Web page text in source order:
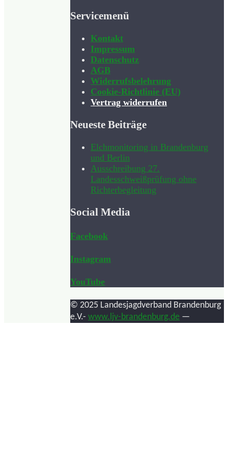
Servicemenü
Kontakt
Impressum
Datenschutz
AGB
Widerrufsbelehrung
Cookie-Richtlinie (EU)
Vertrag widerrufen
Neueste Beiträge
Elchmonitoring in Brandenburg
und Berlin
Ausschreibung 27.
Landesschweißprüfung ohne
Richterbegleitung
Social Media
Facebook
Instagram
YouTube
© 2025 Landesjagdverband Brandenburg
e.V.- www.ljv-brandenburg.de —